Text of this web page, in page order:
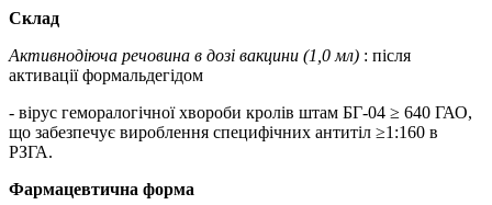
Склад
Активнодіюча речовина в дозі вакцини (1,0 мл) : після
активації формальдегідом
- вірус геморалогічної хвороби кролів штам БГ-04 ≥ 640 ГАО,
що забезпечує вироблення специфічних антитіл ≥1:160 в
РЗГА.
Фармацевтична форма